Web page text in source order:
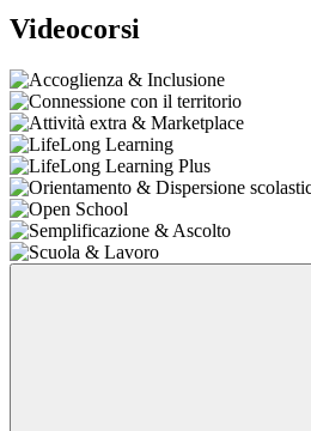
Videocorsi